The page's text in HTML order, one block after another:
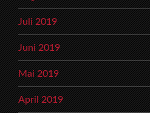
Juli 2019
Juni 2019
Mai 2019
April 2019